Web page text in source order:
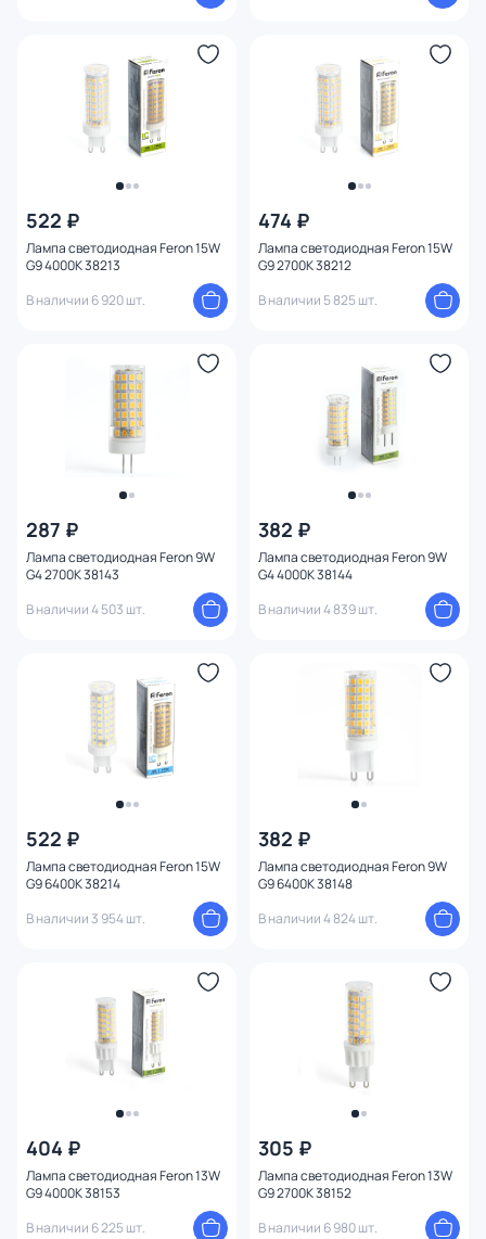
522 ₽
Лампа светодиодная Feron 15W
G9 4000K 38213
В наличии 6 920 шт.
474 ₽
Лампа светодиодная Feron 15W
G9 2700K 38212
В наличии 5 825 шт.
287 ₽
Лампа светодиодная Feron 9W
G4 2700K 38143
В наличии 4 503 шт.
382 ₽
Лампа светодиодная Feron 9W
G4 4000K 38144
В наличии 4 839 шт.
522 ₽
Лампа светодиодная Feron 15W
G9 6400K 38214
В наличии 3 954 шт.
382 ₽
Лампа светодиодная Feron 9W
G9 6400K 38148
В наличии 4 824 шт.
404 ₽
Лампа светодиодная Feron 13W
G9 4000K 38153
В наличии 6 225 шт.
305 ₽
Лампа светодиодная Feron 13W
G9 2700K 38152
В наличии 6 980 шт.